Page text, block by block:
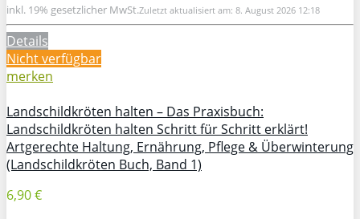
inkl. 19% gesetzlicher MwSt.Zuletzt aktualisiert am: 8. August 2026 12:18
Details
Nicht verfügbar
merken
Landschildkröten halten – Das Praxisbuch:
Landschildkröten halten Schritt für Schritt erklärt!
Artgerechte Haltung, Ernährung, Pflege & Überwinterung
(Landschildkröten Buch, Band 1)
6,90 €